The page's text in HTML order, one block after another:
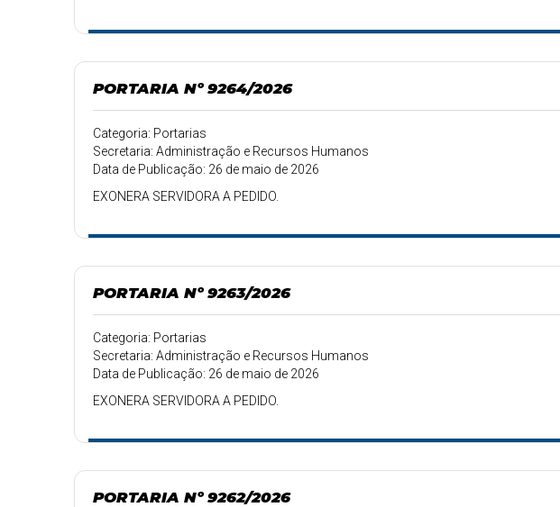
PORTARIA Nº 9264/2026
Categoria: Portarias
Secretaria: Administração e Recursos Humanos
Data de Publicação: 26 de maio de 2026
EXONERA SERVIDORA A PEDIDO.
PORTARIA Nº 9263/2026
Categoria: Portarias
Secretaria: Administração e Recursos Humanos
Data de Publicação: 26 de maio de 2026
EXONERA SERVIDORA A PEDIDO.
PORTARIA Nº 9262/2026